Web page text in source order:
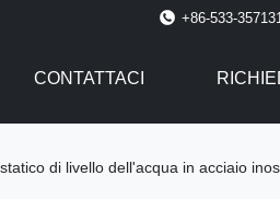
+86-533-
CONTATTACI
di livello dell'acqua in acciaio